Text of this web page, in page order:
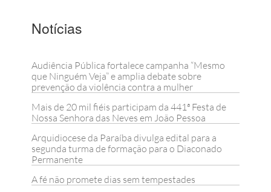
Notícias
Audiência Pública fortalece campanha “Mesmo
que Ninguém Veja” e amplia debate sobre
prevenção da violência contra a mulher
Mais de 20 mil fiéis participam da 441ª Festa de
Nossa Senhora das Neves em João Pessoa
Arquidiocese da Paraíba divulga edital para a
segunda turma de formação para o Diaconado
Permanente
A fé não promete dias sem tempestades